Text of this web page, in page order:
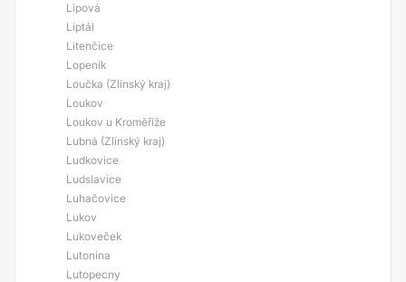
Lipová
Liptál
Litenčice
Lopeník
Loučka (Zlínský kraj)
Loukov
Loukov u Kroměříže
Lubná (Zlínský kraj)
Ludkovice
Ludslavice
Luhačovice
Lukov
Lukoveček
Lutonina
Lutopecny